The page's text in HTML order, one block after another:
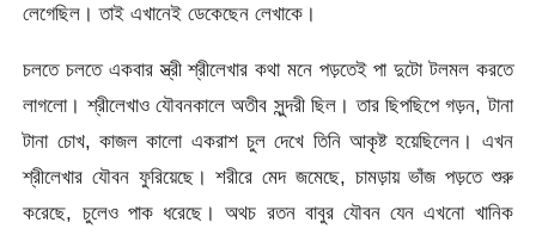
লেগেছিল। তাই এখানেই ডেকেছেন লেখাকে।
চলতে চলতে একবার স্ত্রী শ্রীলেখার কথা মনে পড়তেই পা দুটো টলমল করতে
লাগলো। শ্রীলেখাও যৌবনকালে অতীব সুন্দরী ছিল। তার ছিপছিপে গড়ন, টানা
টানা চোখ, কাজল কালো একরাশ চুল দেখে তিনি আকৃষ্ট হয়েছিলেন। এখন
শ্রীলেখার যৌবন ফুরিয়েছে। শরীরে মেদ জমেছে, চামড়ায় ভাঁজ পড়তে শুরু
করেছে, চুলেও পাক ধরেছে। অথচ রতন বাবুর যৌবন যেন এখনো খানিক